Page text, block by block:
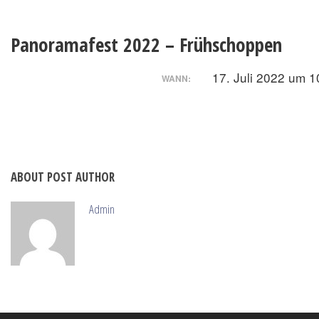
Panoramafest 2022 – Frühschoppen
WANN: 17. Juli 2022 um
ABOUT POST AUTHOR
Admin